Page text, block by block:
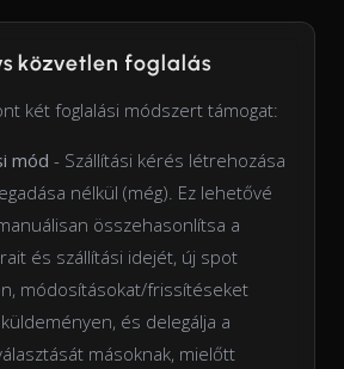
közvetlen foglalás
két foglalási módszert támogat:
mód - Szállítási kérés létrehozása
nélkül (még). Ez lehetővé
összehasonlítsa a
és szállítási idejét, új spot
módosításokat/frissítéseket
és delegálja a
másoknak, mielőtt